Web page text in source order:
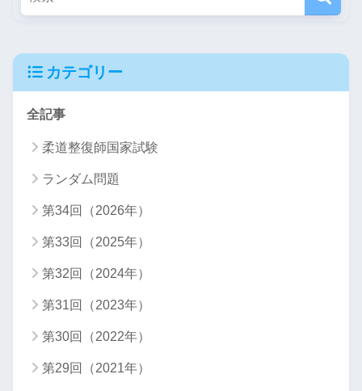
カテゴリー
全記事
柔道整復師国家試験
ランダム問題
第34回（2026年）
第33回（2025年）
第32回（2024年）
第31回（2023年）
第30回（2022年）
第29回（2021年）